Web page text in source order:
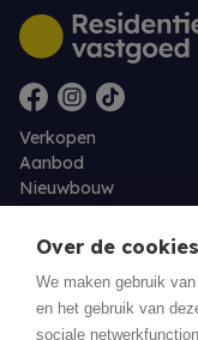
Verkopen
Aanbod
Nieuwbouw
Over ons
Contact
Eigenaarslogin
Over de
We maken gebruik
en het gebruik van
sociale